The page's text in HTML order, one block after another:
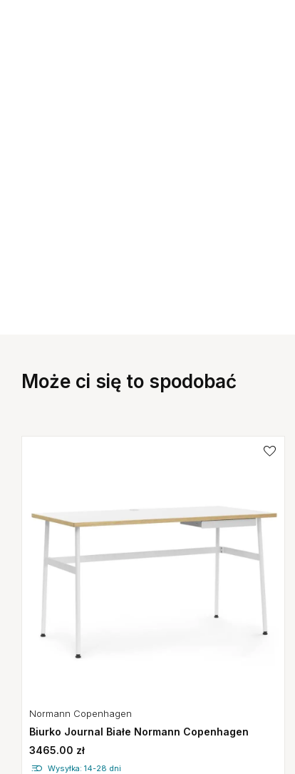
Może ci się to spodobać
Normann Copenhagen
Biurko Journal Białe Normann Copenhagen
3465.00 zł
Wysyłka: 14-28 dni